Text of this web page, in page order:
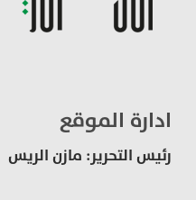
ادارة الموقع
رئيس التحرير: مازن الريس